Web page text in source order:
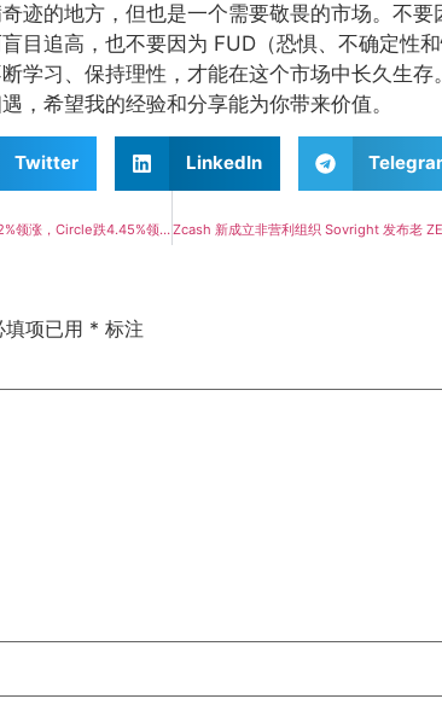
迹的地方，但也是一个需要敬畏的市场。不要
目追高，也不要因为 FUD（恐惧、不确定性
学习、保持理性，才能在这个市场中长久生存
，希望我的经验和分享能为你带来价值。
Twitter LinkedIn
Bitget美股代币行情：Gemini涨5.42%领涨，Circle跌4.45%领跌
填项已用 * 标注